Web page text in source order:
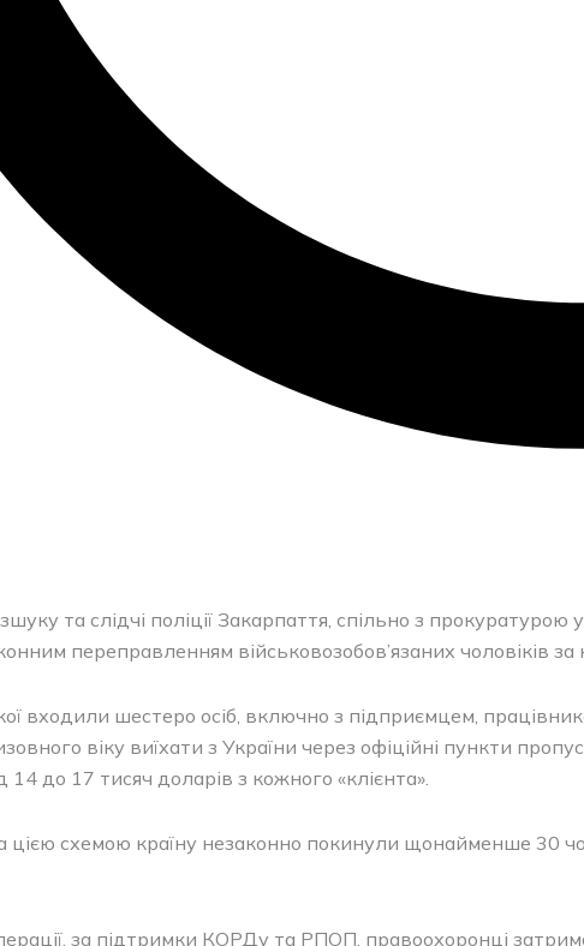
та слідчі поліції Закарпаття, спільно з
переправленням військовозобов’язаних чоловіків за
входили шестеро осіб, включно з підприємцем,
віку виїхати з України через офіційні пункти
до 17 тисяч доларів з кожного «клієнта».
схемою країну незаконно покинули щонайменше 30
за підтримки КОРДу та РПОП, правоохоронці